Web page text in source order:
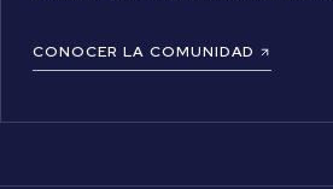
CONOCER LA COMUNIDAD